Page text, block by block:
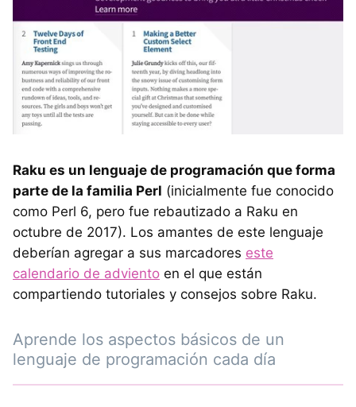
Raku es un lenguaje de programación que forma
parte de la familia Perl (inicialmente fue conocido
como Perl 6, pero fue rebautizado a Raku en
octubre de 2017). Los amantes de este lenguaje
deberían agregar a sus marcadores este
calendario de adviento en el que están
compartiendo tutoriales y consejos sobre Raku.
Aprende los aspectos básicos de un
lenguaje de programación cada día